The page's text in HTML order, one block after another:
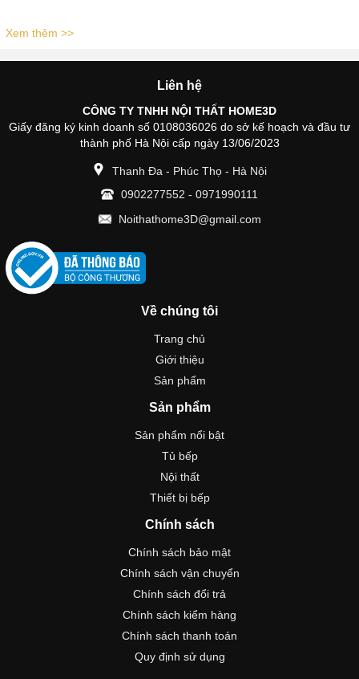
Xem thêm >>
Liên hệ
CÔNG TY TNHH NỘI THẤT HOME3D
Giấy đăng ký kinh doanh số 0108036026 do sở kế hoạch và đầu tư
thành phố Hà Nội cấp ngày 13/06/2023
Thanh Đa - Phúc Thọ - Hà Nội
0902277552 - 0971990111
Noithathome3D@gmail.com
Về chúng tôi
Trang chủ
Giới thiệu
Sản phẩm
Sản phẩm
Sản phẩm nổi bật
Tủ bếp
Nội thất
Thiết bị bếp
Chính sách
Chính sách bảo mật
Chính sách vận chuyển
Chính sách đổi trả
Chính sách kiểm hàng
Chính sách thanh toán
Quy định sử dụng